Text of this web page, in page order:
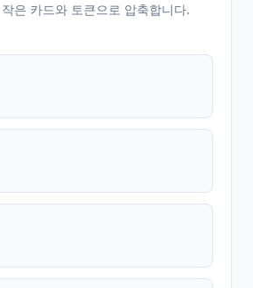
은 카드와 토큰으로 압축합니다.